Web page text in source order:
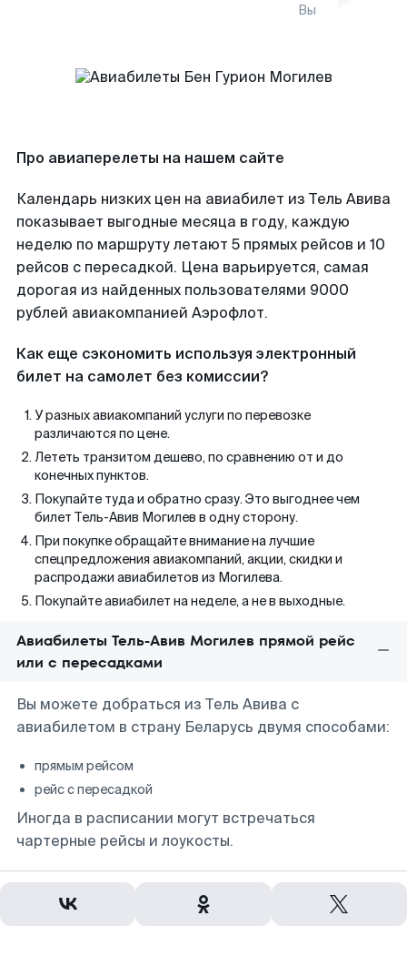
Вы
Про авиаперелеты на нашем сайте
Календарь низких цен на авиабилет из Тель Авива
показывает выгодные месяца в году, каждую
неделю по маршруту летают 5 прямых рейсов и 10
рейсов с пересадкой. Цена варьируется, самая
дорогая из найденных пользователями 9000
рублей авиакомпанией Аэрофлот.
Как еще сэкономить используя электронный
билет на самолет без комиссии?
У разных авиакомпаний услуги по перевозке
различаются по цене.
Лететь транзитом дешево, по сравнению от и до
конечных пунктов.
Покупайте туда и обратно сразу. Это выгоднее чем
билет Тель-Авив Могилев в одну сторону.
При покупке обращайте внимание на лучшие
спецпредложения авиакомпаний, акции, скидки и
распродажи авиабилетов из Могилева.
Покупайте авиабилет на неделе, а не в выходные.
Авиабилеты Тель-Авив Могилев прямой рейс
или с пересадками
Вы можете добраться из Тель Авива с
авиабилетом в страну Беларусь двумя способами:
прямым рейсом
рейс с пересадкой
Иногда в расписании могут встречаться
чартерные рейсы и лоукосты.